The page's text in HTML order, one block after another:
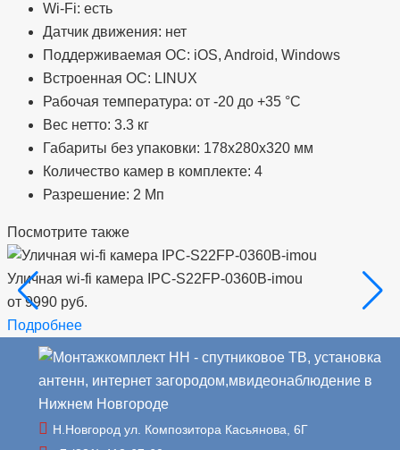
Wi-Fi: есть
Датчик движения: нет
Поддерживаемая ОС: iOS, Android, Windows
Встроенная ОС: LINUX
Рабочая температура: от -20 до +35 °С
Вес нетто: 3.3 кг
Габариты без упаковки: 178x280x320 мм
Количество камер в комплекте: 4
Разрешение: 2 Мп
Посмотрите также
Уличная wi-fi камера IPC-S22FP-0360B-imou
от 9990 руб.
Подробнее
Н.Новгород ул. Композитора Касьянова, 6Г